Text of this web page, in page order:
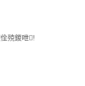
殑鍐呭!